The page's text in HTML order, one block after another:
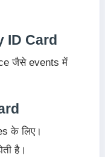
ID Card
जैसे events में
के लिए।
है।